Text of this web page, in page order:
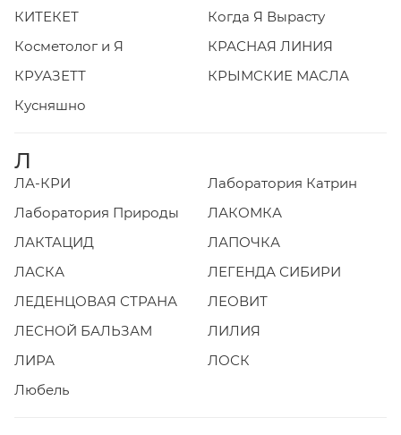
КИТЕКЕТ
Когда Я Вырасту
Косметолог и Я
КРАСНАЯ ЛИНИЯ
КРУАЗЕТТ
КРЫМСКИЕ МАСЛА
Кусняшно
Л
ЛА-КРИ
Лаборатория Катрин
Лаборатория Природы
ЛАКОМКА
ЛАКТАЦИД
ЛАПОЧКА
ЛАСКА
ЛЕГЕНДА СИБИРИ
ЛЕДЕНЦОВАЯ СТРАНА
ЛЕОВИТ
ЛЕСНОЙ БАЛЬЗАМ
ЛИЛИЯ
ЛИРА
ЛОСК
Любель